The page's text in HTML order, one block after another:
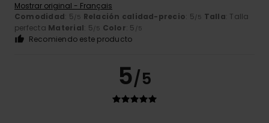
Mostrar original - Français
Comodidad: 5/5 Relación calidad-precio: 5/5 Talla: Talla
perfecta Material: 5/5 Color: 5 /5
Recomiendo este producto
5/5